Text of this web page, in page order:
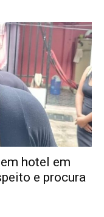
hotel em
e procura